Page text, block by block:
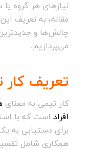
نیازهای هر گروه
مقاله، به تعریف
چالش‌ها و
می‌پردازیم.
تعریف کار
کار تیمی به معنای
افراداست که با
برای دستیابی به
همکاری شامل